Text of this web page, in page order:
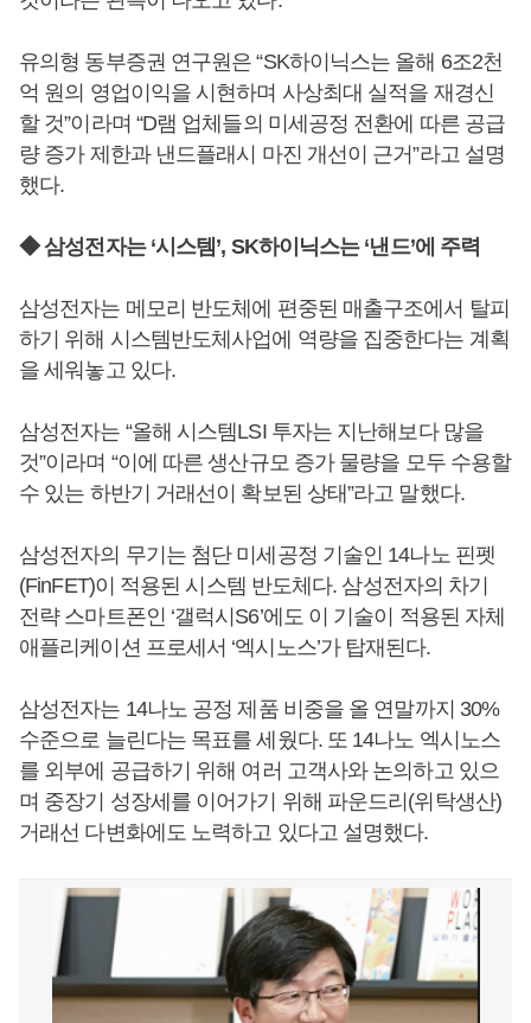
유의형 동부증권 연구원은 “SK하이닉스는 올해 6조2천
억 원의 영업이익을 시현하며 사상최대 실적을 재경신
할 것”이라며 “D램 업체들의 미세공정 전환에 따른 공급
량 증가 제한과 낸드플래시 마진 개선이 근거”라고 설명
했다.
◆ 삼성전자는 ‘시스템’, SK하이닉스는 ‘낸드’에 주력
삼성전자는 메모리 반도체에 편중된 매출구조에서 탈피
하기 위해 시스템반도체사업에 역량을 집중한다는 계획
을 세워놓고 있다.
삼성전자는 “올해 시스템LSI 투자는 지난해보다 많을
것”이라며 “이에 따른 생산규모 증가 물량을 모두 수용할
수 있는 하반기 거래선이 확보된 상태”라고 말했다.
삼성전자의 무기는 첨단 미세공정 기술인 14나노 핀펫
(FinFET)이 적용된 시스템 반도체다. 삼성전자의 차기
전략 스마트폰인 ‘갤럭시S6’에도 이 기술이 적용된 자체
애플리케이션 프로세서 ‘엑시노스’가 탑재된다.
삼성전자는 14나노 공정 제품 비중을 올 연말까지 30%
수준으로 늘린다는 목표를 세웠다. 또 14나노 엑시노스
를 외부에 공급하기 위해 여러 고객사와 논의하고 있으
며 중장기 성장세를 이어가기 위해 파운드리(위탁생산)
거래선 다변화에도 노력하고 있다고 설명했다.